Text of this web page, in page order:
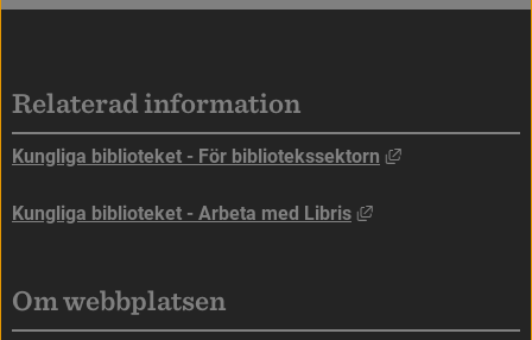
Relaterad information
Kungliga biblioteket - För bibliotekssektorn Länk till annan
Kungliga biblioteket - Arbeta med Libris Länk till annan
Om webbplatsen